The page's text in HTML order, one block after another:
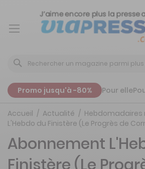
Promo jusqu'à -80% Pour elle
Accueil Actualité
Hebdomadaires
L'Hebdo du Finistère (Le Progrès de
Abonnement